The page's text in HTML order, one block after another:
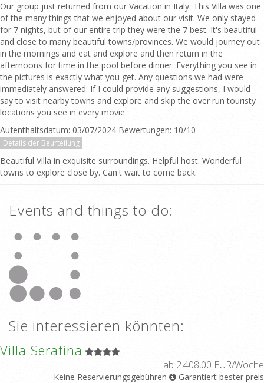
Our group just returned from our Vacation in Italy. This Villa was one
of the many things that we enjoyed about our visit. We only stayed
for 7 nights, but of our entire trip they were the 7 best. It's beautiful
and close to many beautiful towns/provinces. We would journey out
in the mornings and eat and explore and then return in the
afternoons for time in the pool before dinner. Everything you see in
the pictures is exactly what you get. Any questions we had were
immediately answered. If I could provide any suggestions, I would
say to visit nearby towns and explore and skip the over run touristy
locations you see in every movie.
Aufenthaltsdatum: 03/07/2024 Bewertungen: 10/10
Details der Beurteilung
Beautiful Villa in exquisite surroundings. Helpful host. Wonderful
towns to explore close by. Can't wait to come back.
Events and things to do:
Sie interessieren könnten:
Villa Serafina
ab 2.408,00 EUR/Woche
Keine Reservierungsgebühren Garantiert bester preis